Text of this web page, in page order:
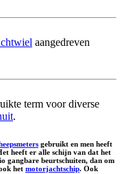
aangedreven
term voor diverse
.
gebruikt en men heeft
heeft er alle schijn van dat het
gangbare beurtschuiten, dan om
het motorjachtschip. Ook